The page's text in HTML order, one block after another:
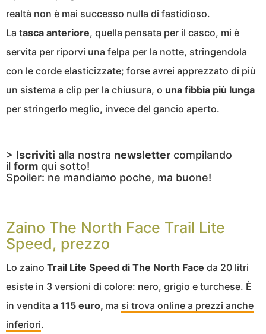
realtà non è mai successo nulla di fastidioso.
La tasca anteriore, quella pensata per il casco, mi è
servita per riporvi una felpa per la notte, stringendola
con le corde elasticizzate; forse avrei apprezzato di più
un sistema a clip per la chiusura, o una fibbia più lunga
per stringerlo meglio, invece del gancio aperto.
> Iscriviti alla nostra newsletter compilando
il form qui sotto!
Spoiler: ne mandiamo poche, ma buone!
Zaino The North Face Trail Lite
Speed, prezzo
Lo zaino Trail Lite Speed di The North Face da 20 litri
esiste in 3 versioni di colore: nero, grigio e turchese. È
in vendita a 115 euro, ma si trova online a prezzi anche
inferiori.